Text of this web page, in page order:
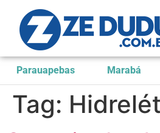
Parauapebas Marabá
Tag: